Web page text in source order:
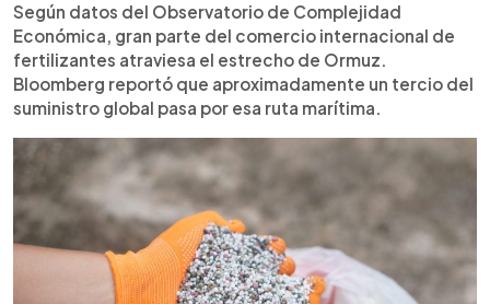
Según datos del Observatorio de Complejidad
Económica, gran parte del comercio internacional de
fertilizantes atraviesa el estrecho de Ormuz.
Bloomberg reportó que aproximadamente un tercio del
suministro global pasa por esa ruta marítima.